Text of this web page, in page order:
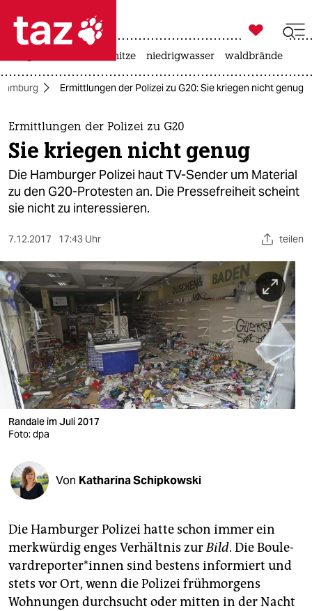
 taz zahl ich
taz zahl ich
themen
politik
öko
sport
berlin
nord
wahrheit
verlag
verlag
veranstaltungen
shop
unterstützen
abo
genossenschaft

taz zahl ich
hitze niedrigwasser waldbrände
Ermittlungen der Polizei zu G20: Sie kriegen nicht genug
Ermittlungen der Polizei zu G20
Sie kriegen nicht genug
Die Hamburger Polizei haut TV-Sender um Material
zu den G20-Protesten an. Die Pressefreiheit scheint
sie nicht zu interessieren.
7.12.2017 17:43 Uhr teilen
Randale im Juli 2017
Foto: dpa
Von Katharina Schipkowski
Die Hamburger Polizei hatte schon immer ein
merkwürdig enges Verhältnis zurBild. Die Boule­
vardreporter*innen sind bestens informiert und
stets vor Ort, wenn die Polizei frühmorgens
Wohnungen durchsucht oder mitten in der Nacht